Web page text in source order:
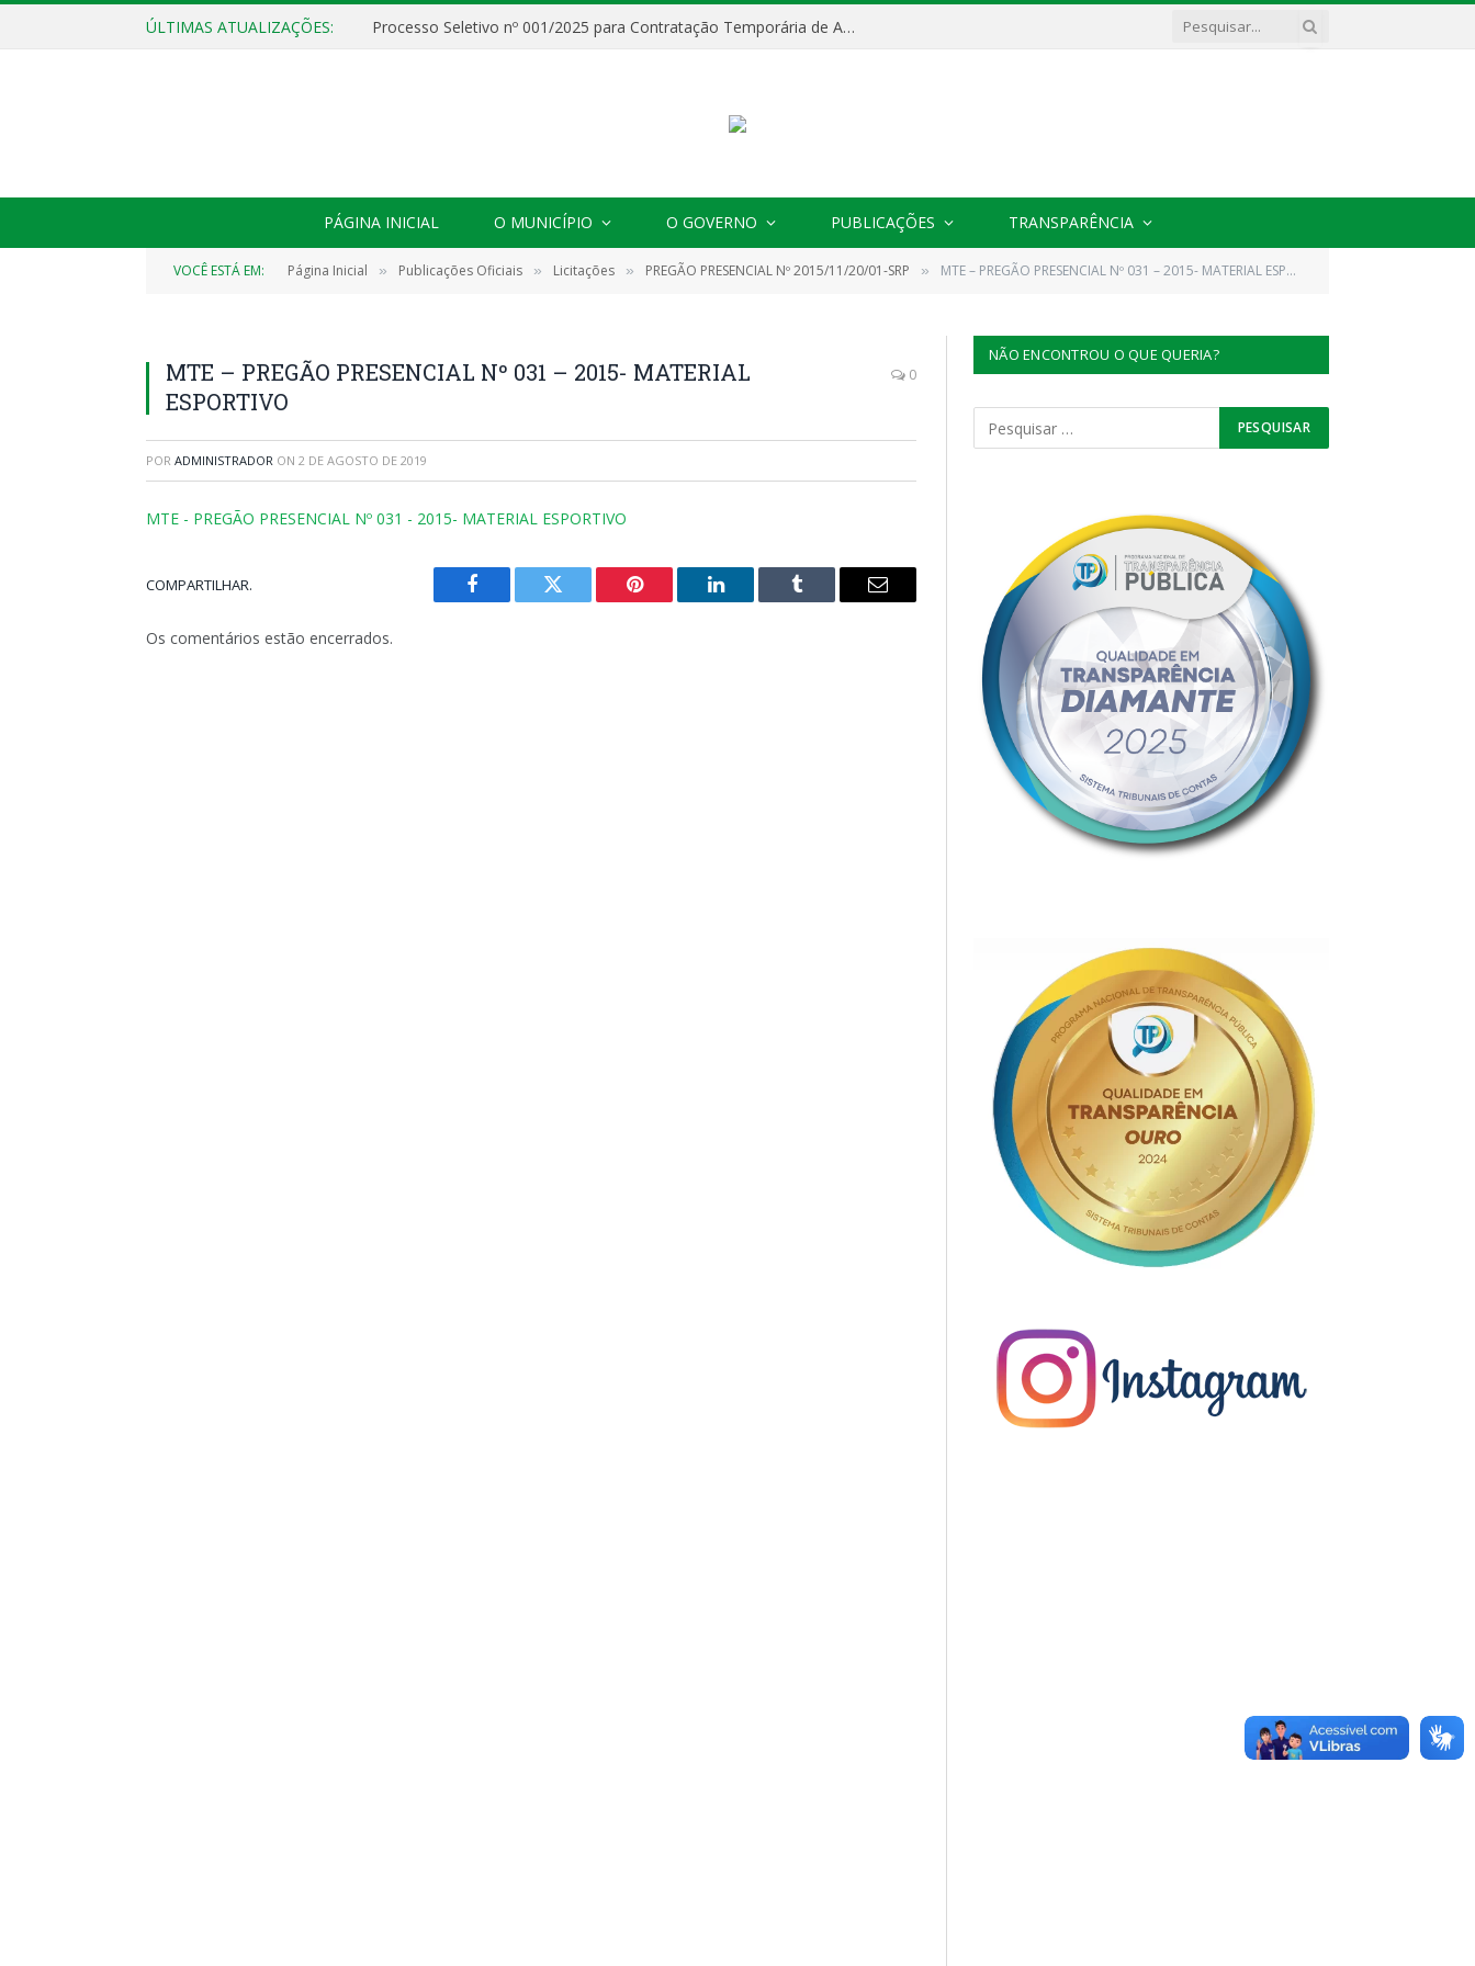
ÚLTIMAS ATUALIZAÇÕES: Processo Seletivo nº 001/2025 para Contratação Temporária de Agentes Comunitários de Saúde (ACS)
PÁGINA INICIAL O MUNICÍPIO O GOVERNO PUBLICAÇÕES TRANSPARÊNCIA
VOCÊ ESTÁ EM: Página Inicial » Publicações Oficiais » Licitações » PREGÃO PRESENCIAL Nº 2015/11/20/01-SRP » MTE – PREGÃO PRESENCIAL Nº 031 – 2015- MATERIAL ESPORTIVO
MTE – PREGÃO PRESENCIAL Nº 031 – 2015- MATERIAL
ESPORTIVO
0
POR ADMINISTRADOR ON 2 DE AGOSTO DE 2019
MTE - PREGÃO PRESENCIAL Nº 031 - 2015- MATERIAL ESPORTIVO
COMPARTILHAR.
Facebook Twitter Pinterest LinkedIn Tumblr
E-
Os comentários estão encerrados.
NÃO ENCONTROU O QUE QUERIA?